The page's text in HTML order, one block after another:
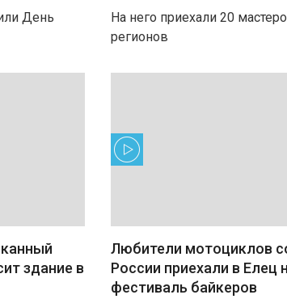
День
На него приехали 20
регионов
здание в
Любители мотоциклов
России приехали в Елец
фестиваль байкеров